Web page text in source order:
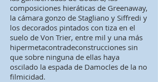
composiciones hieráticas de Greenaway,
la cámara gonzo de Stagliano y Siffredi y
los decorados pintados con tiza en el
suelo de Von Trier, entre mil y una más
hipermetacontradeconstrucciones sin
que sobre ninguna de ellas haya
oscilado la espada de Damocles de la no
filmicidad.